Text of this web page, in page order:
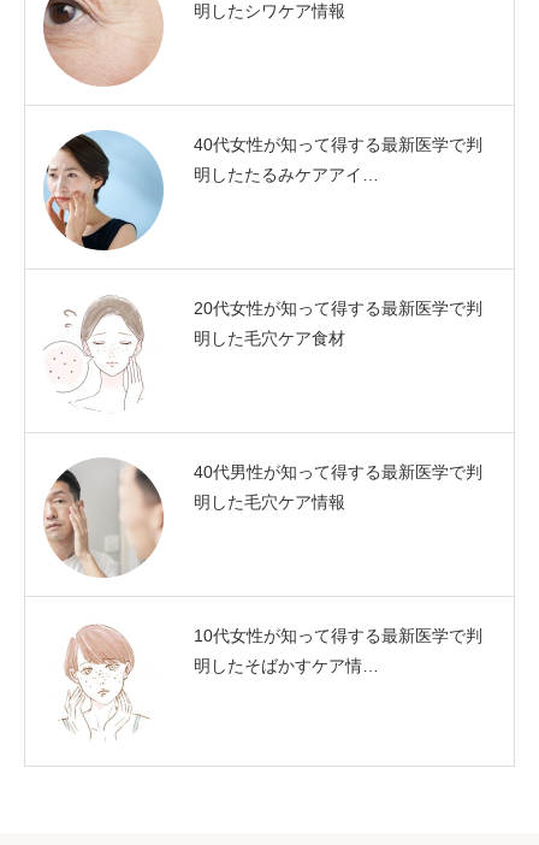
明したシワケア情報
40代女性が知って得する最新医学で判
明したたるみケアアイ…
20代女性が知って得する最新医学で判
明した毛穴ケア食材
40代男性が知って得する最新医学で判
明した毛穴ケア情報
10代女性が知って得する最新医学で判
明したそばかすケア情…